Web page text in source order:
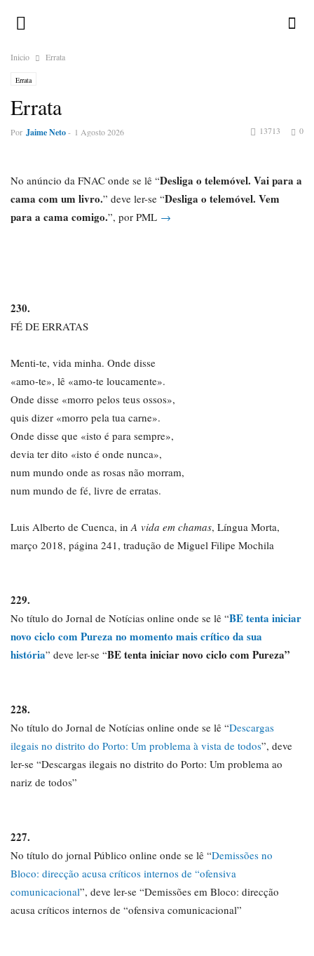
Inicio Errata
Errata
Errata
Por Jaime Neto- 1 Agosto 2026 0
13713
No anúncio da FNAC onde se lê “Desliga o telemóvel. Vai para a
cama com um livro.” deve ler-se “Desliga o telemóvel. Vem
para a cama comigo.”, por PML →
230.
FÉ DE ERRATAS
Menti-te, vida minha. Onde disse
«amo-te», lê «amo-te loucamente».
Onde disse «morro pelos teus ossos»,
quis dizer «morro pela tua carne».
Onde disse que «isto é para sempre»,
devia ter dito «isto é onde nunca»,
num mundo onde as rosas não morram,
num mundo de fé, livre de erratas.
Luis Alberto de Cuenca, inA vida em chamas, Língua Morta,
março 2018, página 241, tradução de Miguel Filipe Mochila
229.
No título do Jornal de Notícias online onde se lê “BE tenta iniciar
novo ciclo com Pureza no momento mais crítico da sua
história” deve ler-se “BE tenta iniciar novo ciclo com Pureza”
228.
No título do Jornal de Notícias online onde se lê “Descargas
ilegais no distrito do Porto: Um problema à vista de todos”, deve
ler-se “Descargas ilegais no distrito do Porto: Um problema ao
nariz de todos”
227.
No título do jornal Público online onde se lê “Demissões no
Bloco: direcção acusa críticos internos de “ofensiva
comunicacional”, deve ler-se “Demissões em Bloco: direcção
acusa críticos internos de “ofensiva comunicacional”